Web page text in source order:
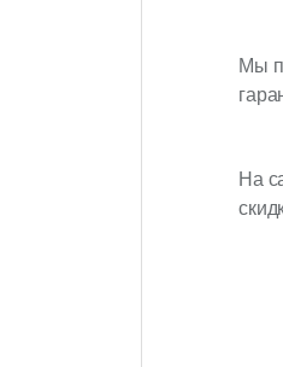
Мы
На